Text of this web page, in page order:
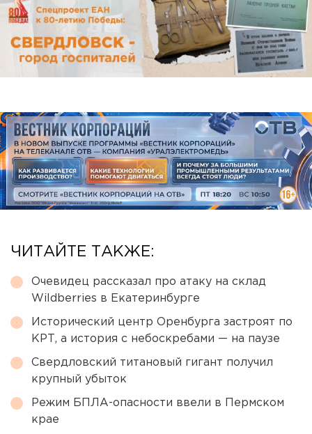
ЧИТАЙТЕ ТАКЖЕ:
Очевидец рассказал про атаку на склад
Wildberries в Екатеринбурге
Исторический центр Оренбурга застроят по
КРТ, а история с небоскребами — на паузе
Свердловский титановый гигант получил
крупный убыток
Режим БПЛА-опасности ввели в Пермском
крае